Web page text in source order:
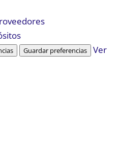
Guardar preferencias
Ver